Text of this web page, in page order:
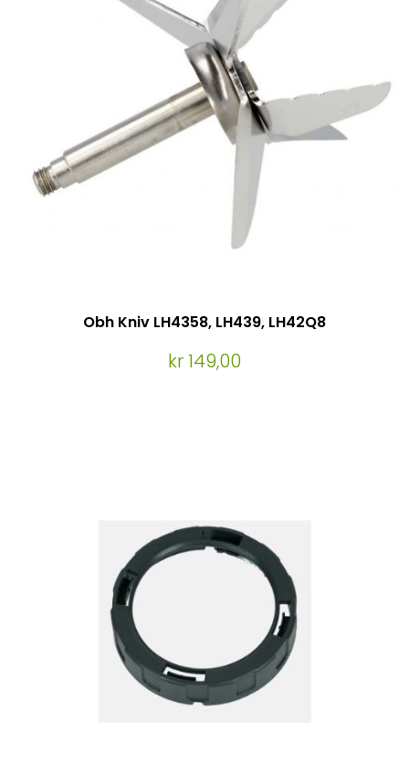
Obh Kniv LH4358, LH439, LH42Q8
kr 149,00